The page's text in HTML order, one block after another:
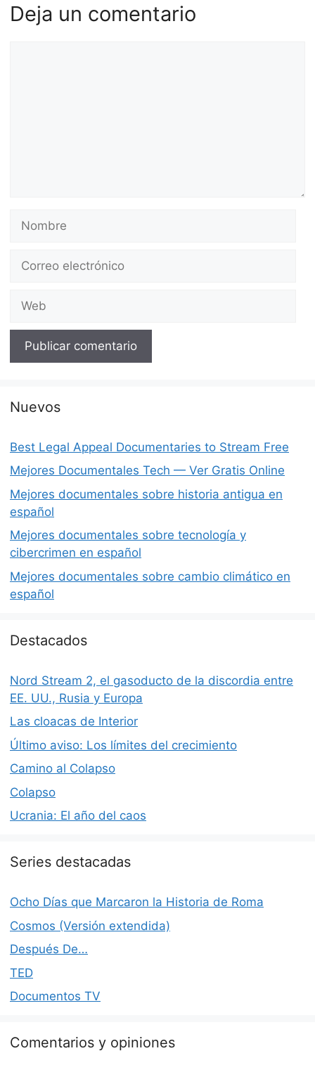
Deja un comentario
electrónico
Nuevos
Best Legal Appeal Documentaries to Stream Free
Mejores Documentales Tech — Ver Gratis Online
Mejores documentales sobre historia antigua en
español
Mejores documentales sobre tecnología y
cibercrimen en español
Mejores documentales sobre cambio climático en
español
Destacados
Nord Stream 2, el gasoducto de la discordia entre
EE. UU., Rusia y Europa
Las cloacas de Interior
Último aviso: Los límites del crecimiento
Camino al Colapso
Colapso
Ucrania: El año del caos
Series destacadas
Ocho Días que Marcaron la Historia de Roma
Cosmos (Versión extendida)
Después De…
TED
Documentos TV
Comentarios y opiniones